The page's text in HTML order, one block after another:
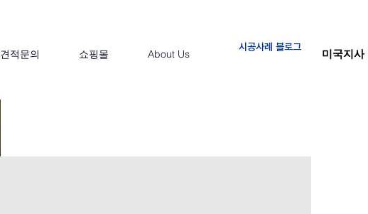
견적문의 쇼핑몰 About Us
시공사례 블로그 미국지사